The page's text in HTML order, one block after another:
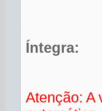
Íntegra:
Atenção: A